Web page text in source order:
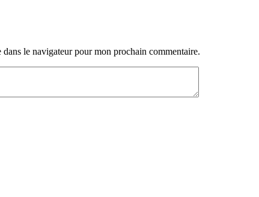
le navigateur pour mon prochain commentaire.